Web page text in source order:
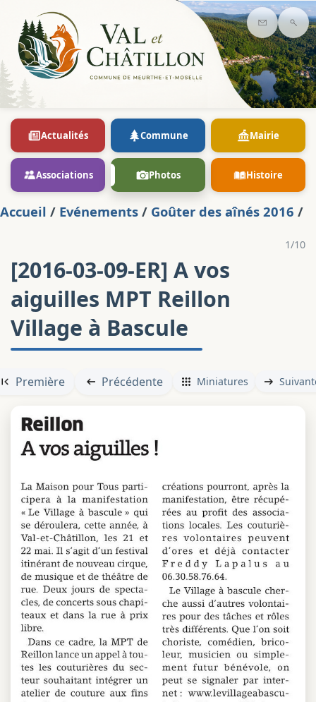
Contact
Actualités Commune Mairie
Associations Photos Histoire
Accueil / Evénements / Goûter des aînés 2016 /
1/10
[2016-03-09-ER] A vos
aiguilles MPT Reillon
Village à Bascule
Première Précédente Miniatures